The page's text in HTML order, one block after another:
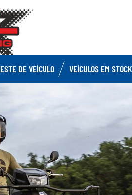
DE VEÍCULO VEÍCULOS EM STOCK